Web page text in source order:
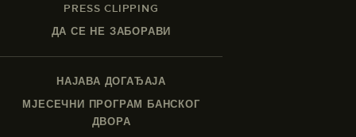
PRESS CLIPPING
ДА СЕ НЕ ЗАБОРАВИ
НАЈАВА ДОГАЂАЈА
МЈЕСЕЧНИ ПРОГРАМ БАНСКОГ
ДВОРА